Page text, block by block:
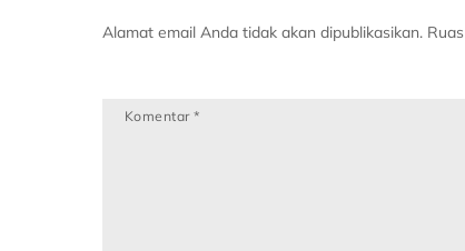
Alamat email Anda tidak akan dipublikasikan.
Komentar*